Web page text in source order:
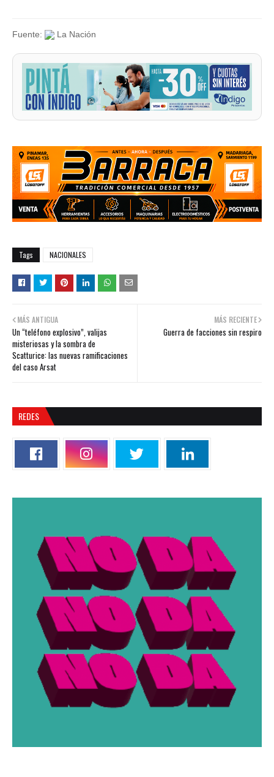
Fuente: La Nación
Tags NACIONALES
MÁS RECIENTE
Guerra de facciones sin respiro
MÁS ANTIGUA
Un “teléfono explosivo”, valijas
misteriosas y la sombra de
Scatturice: las nuevas ramificaciones
del caso Arsat
REDES